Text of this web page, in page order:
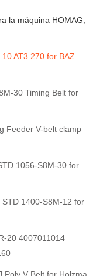
la máquina HOMAG,
AT3 270 for BAZ
30 Timing Belt for
Feeder V-belt clamp
1056-S8M-30 for
1400-S8M-12 for
20 4007011014